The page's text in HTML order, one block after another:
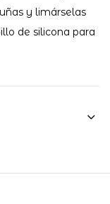
y limárselas
de silicona para